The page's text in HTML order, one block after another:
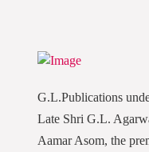
G.L.Publications
Late Shri G.L.
Aamar Asom, the